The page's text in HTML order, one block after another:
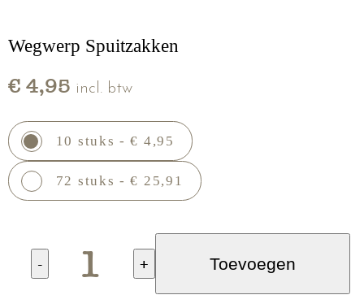
Wegwerp Spuitzakken
€ 4,95 incl. btw
10 stuks - € 4,95
72 stuks - € 25,91
- + Toevoegen